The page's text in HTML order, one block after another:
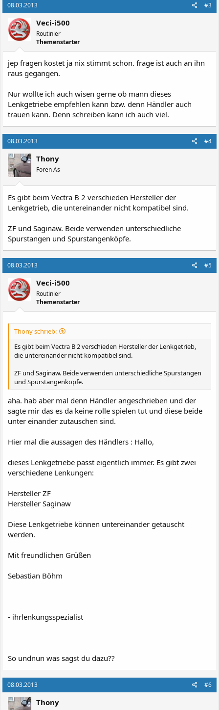
08.03.2013 #3
Veci-i500
Routinier
Themenstarter
jep fragen kostet ja nix stimmt schon. frage ist auch an ihn
raus gegangen.
Nur wollte ich auch wisen gerne ob mann dieses
Lenkgetriebe empfehlen kann bzw. denn Händler auch
trauen kann. Denn schreiben kann ich auch viel.
08.03.2013 #4
Thony
Foren As
Es gibt beim Vectra B 2 verschieden Hersteller der
Lenkgetrieb, die untereinander nicht kompatibel sind.
ZF und Saginaw. Beide verwenden unterschiedliche
Spurstangen und Spurstangenköpfe.
08.03.2013 #5
Veci-i500
Routinier
Themenstarter
Thony schrieb:
Es gibt beim Vectra B 2 verschieden Hersteller der Lenkgetrieb,
die untereinander nicht kompatibel sind.
ZF und Saginaw. Beide verwenden unterschiedliche Spurstangen
und Spurstangenköpfe.
aha. hab aber mal denn Händler angeschrieben und der
sagte mir das es da keine rolle spielen tut und diese beide
unter einander zutauschen sind.
Hier mal die aussagen des Händlers : Hallo,
dieses Lenkgetriebe passt eigentlich immer. Es gibt zwei
verschiedene Lenkungen:
Hersteller ZF
Hersteller Saginaw
Diese Lenkgetriebe können untereinander getauscht
werden.
Mit freundlichen Grüßen
Sebastian Böhm
- ihrlenkungsspezialist
So undnun was sagst du dazu??
08.03.2013 #6
Thony